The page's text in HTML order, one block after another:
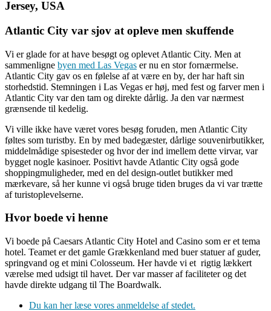
Atlantic City var sjov at opleve men skuffende
Vi er glade for at have besøgt og oplevet Atlantic City. Men at
sammenligne byen med Las Vegas er nu en stor fornærmelse.
Atlantic City gav os en følelse af at være en by, der har haft sin
storhedstid. Stemningen i Las Vegas er høj, med fest og farver men i
Atlantic City var den tam og direkte dårlig. Ja den var nærmest
grænsende til kedelig.
Vi ville ikke have været vores besøg foruden, men Atlantic City
føltes som turistby. En by med badegæster, dårlige souvenirbutikker,
middelmådige spisesteder og hvor der ind imellem dette virvar, var
bygget nogle kasinoer. Positivt havde Atlantic City også gode
shoppingmuligheder, med en del design-outlet butikker med
mærkevare, så her kunne vi også bruge tiden bruges da vi var trætte
af turistoplevelserne.
Hvor boede vi henne
Vi boede på Caesars Atlantic City Hotel and Casino som er et tema
hotel. Teamet er det gamle Grækkenland med buer statuer af guder,
springvand og et mini Colosseum. Her havde vi et rigtig lækkert
værelse med udsigt til havet. Der var masser af faciliteter og det
havde direkte udgang til The Boardwalk.
Du kan her læse vores anmeldelse af stedet.